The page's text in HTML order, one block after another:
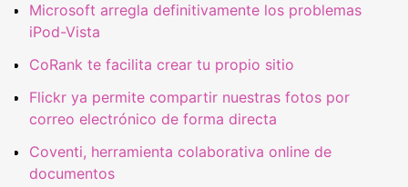
Microsoft arregla definitivamente los problemas
iPod-Vista
CoRank te facilita crear tu propio sitio
Flickr ya permite compartir nuestras fotos por
correo electrónico de forma directa
Coventi, herramienta colaborativa online de
documentos